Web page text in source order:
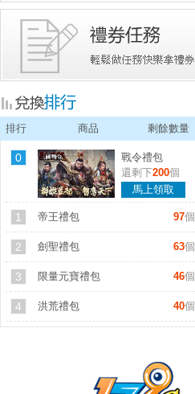
排行 商品 剩餘數量
0
戰令禮包
還剩下200個
馬上領取
1 帝王禮包 97個
2 劍聖禮包 63個
3 限量元寶禮包 46個
4 洪荒禮包 40個